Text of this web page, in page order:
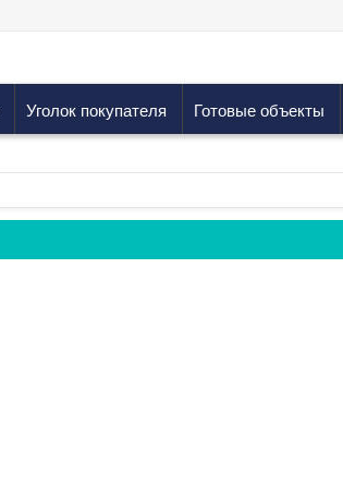
Уголок покупателя Готовые объекты